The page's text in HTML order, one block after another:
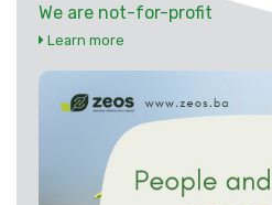
We are not-for-profit
Learn more